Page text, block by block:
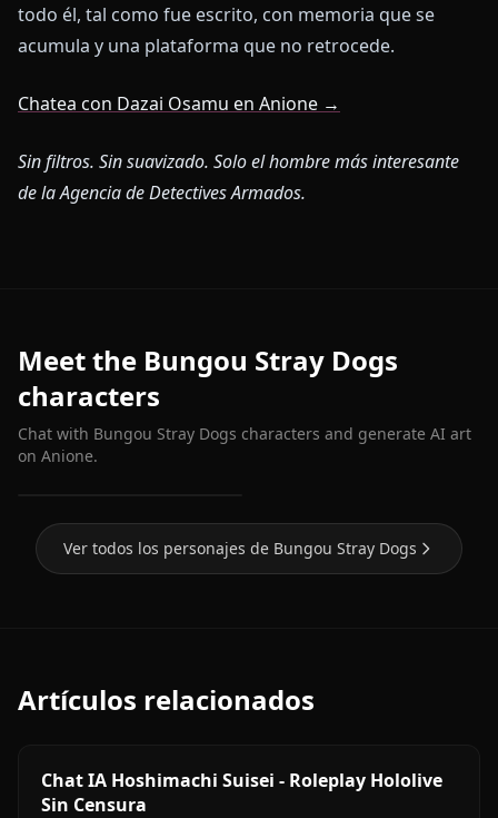
todo él, tal como fue escrito, con memoria que se
acumula y una plataforma que no retrocede.
Chatea con Dazai Osamu en Anione →
Sin filtros. Sin suavizado. Solo el hombre más interesante
de la Agencia de Detectives Armados.
Meet the Bungou Stray Dogs
characters
Chat with Bungou Stray Dogs characters and generate AI art
on Anione.
Ver todos los personajes de Bungou Stray Dogs
Artículos relacionados
Chat IA Hoshimachi Suisei - Roleplay Hololive
Sin Censura